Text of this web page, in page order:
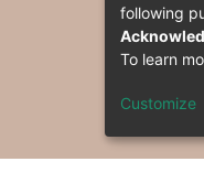
following
To learn
Customize